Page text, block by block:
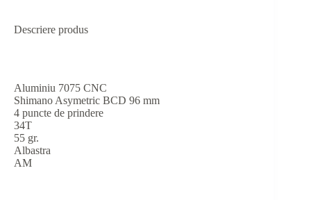
Descriere produs
Aluminiu 7075 CNC
Shimano Asymetric BCD 96 mm
4 puncte de prindere
34T
55 gr.
Albastra
AM